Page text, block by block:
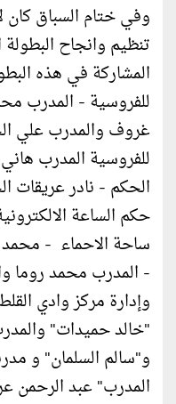
وفي ختام السباق
تنظيم وانجاح البطولة
المشاركة في هذه
للفروسية - المدرب
غروف والمدرب علي
للفروسية المدرب
الحكم - نادر عريقات
حكم الساعة
ساحة الاحماء -
- المدرب محمد روما
وإدارة مركز وادي
"خالد حميدات"
و"سالم السلمان" و
المدرب" عبد الرحمن